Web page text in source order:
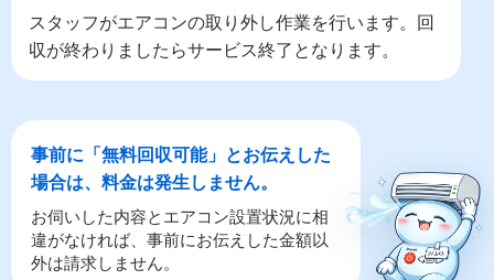
スタッフがエアコンの取り外し作業を行います。回
収が終わりましたらサービス終了となります。
事前に「無料回収可能」とお伝えした
場合は、料金は発生しません。
お伺いした内容とエアコン設置状況に相
違がなければ、事前にお伝えした金額以
外は請求しません。